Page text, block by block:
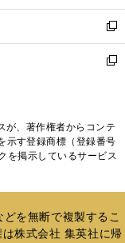
開
く
ウ
で
開
く
ン
ド
ウ
で
ウ
ィ
ン
ド
く
新
し
い
ド
ウ
で
新
ィ
ン
ド
開
く
が、著作権者からコンテ
示す登録商標（登録番号
を掲示しているサービス
を無断で複製するこ
株式会社 集英社に帰